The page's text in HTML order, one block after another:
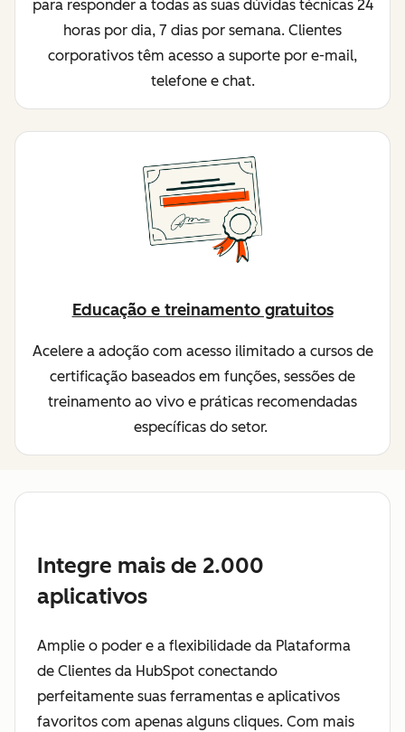
para responder a todas as suas dúvidas técnicas 24
horas por dia, 7 dias por semana. Clientes
corporativos têm acesso a suporte por e-mail,
telefone e chat.
Educação e treinamento gratuitos
Acelere a adoção com acesso ilimitado a cursos de
certificação baseados em funções, sessões de
treinamento ao vivo e práticas recomendadas
específicas do setor.
Integre mais de 2.000
aplicativos
Amplie o poder e a flexibilidade da Plataforma
de Clientes da HubSpot conectando
perfeitamente suas ferramentas e aplicativos
favoritos com apenas alguns cliques. Com mais